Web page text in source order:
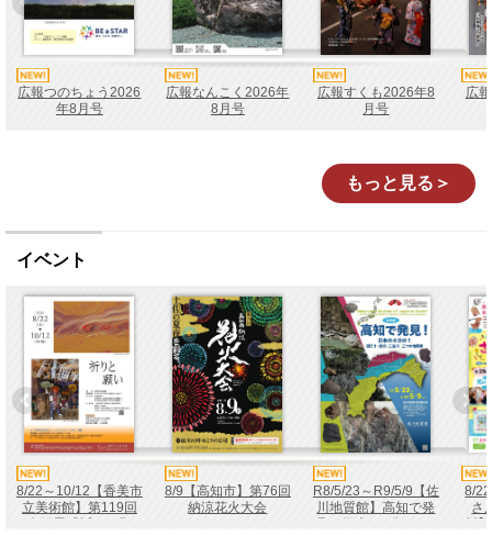
広報つのちょう2026
年8月号
広報なんこく2026年
8月号
広報すくも2026年8
月号
広
もっと見る＞
イベント
8/22～10/12【香美市
立美術館】第119回
企画展「祈りと願
8/9【高知市】第76回
納涼花火大会
R8/5/23～R9/5/9【佐
川地質館】高知で発
見！日本の4分の1－
8/
さ
川